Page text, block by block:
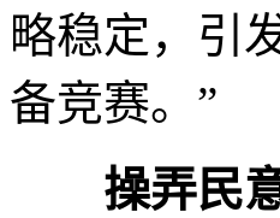
略稳定，引
备竞赛。”
操弄民